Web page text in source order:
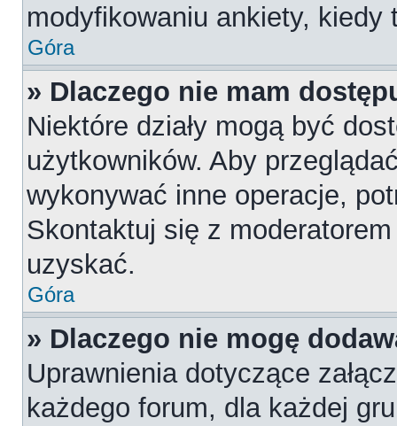
modyfikowaniu ankiety, kiedy
Góra
» Dlaczego nie mam
Niektóre działy mogą być
użytkowników. Aby
wykonywać inne operacje,
Skontaktuj się z
uzyskać.
Góra
» Dlaczego nie mogę
Uprawnienia dotyczące
każdego forum, dla każdej